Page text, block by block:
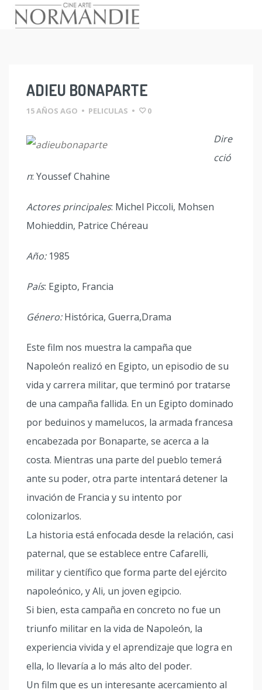
ADIEU BONAPARTE
15 AÑOS AGO • PELICULAS • 0
Dire
cció
n: Youssef Chahine
Actores principales: Michel Piccoli, Mohsen
Mohieddin, Patrice Chéreau
Año:1985
País: Egipto, Francia
Género:Histórica, Guerra,Drama
Este film nos muestra la campaña que
Napoleón realizó en Egipto, un episodio de su
vida y carrera militar, que terminó por tratarse
de una campaña fallida. En un Egipto dominado
por beduinos y mamelucos, la armada francesa
encabezada por Bonaparte, se acerca a la
costa. Mientras una parte del pueblo temerá
ante su poder, otra parte intentará detener la
invación de Francia y su intento por
colonizarlos.
La historia está enfocada desde la relación, casi
paternal, que se establece entre Cafarelli,
militar y científico que forma parte del ejército
napoleónico, y Ali, un joven egipcio.
Si bien, esta campaña en concreto no fue un
triunfo militar en la vida de Napoleón, la
experiencia vivida y el aprendizaje que logra en
ella, lo llevaría a lo más alto del poder.
Un film que es un interesante acercamiento al